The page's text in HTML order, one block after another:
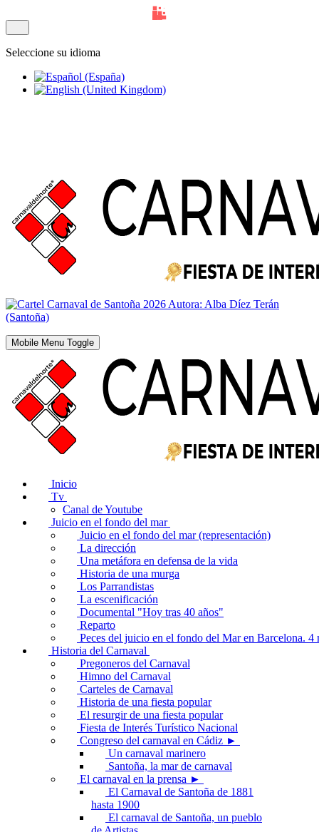
Seleccione su idioma
Mobile Menu Toggle
Inicio
Tv
Canal de Youtube
Juicio en el fondo del mar
Juicio en el fondo del mar (representación)
La dirección
Una metáfora en defensa de la vida
Historia de una murga
Los Parrandistas
La escenificación
Documental "Hoy tras 40 años"
Reparto
Peces del juicio en el fondo del Mar en Barcelona. 4
Historia del Carnaval
Pregoneros del Carnaval
Himno del Carnaval
Carteles de Carnaval
Historia de una fiesta popular
El resurgir de una fiesta popular
Fiesta de Interés Turístico Nacional
Congreso del carnaval en Cádiz ►
Un carnaval marinero
Santoña, la mar de carnaval
El carnaval en la prensa ►
El Carnaval de Santoña de 1881
hasta 1900
El carnaval de Santoña, un pueblo